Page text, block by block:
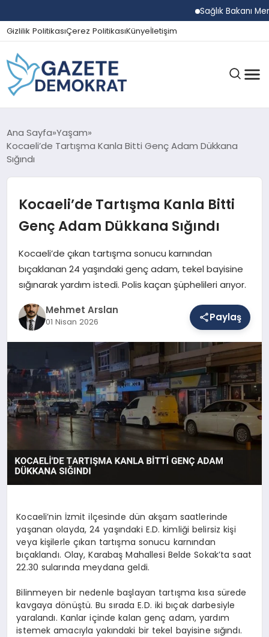
Sağlık Bakanı
Gizlilik PolitikasıÇerez PolitikasıKünyeİletişim
GÜNDEM
EKONOMI
SPOR
MAGAZIN
SAĞLIK
DÜNYA
YAŞAM
Ana Sayfa Yaşam
Kocaeli’de Tartışma Kanla Bitti Genç Adam Dükkana
Sığındı
Kocaeli’de Tartışma Kanla Bitti
Genç Adam Dükkana Sığındı
Kocaeli’de çıkan tartışma sonucu karnından
bıçaklanan 24 yaşındaki genç adam, tekel bayisine
sığınarak yardım istedi. Polis kaçan şüphelileri arıyor.
Mehmet Arslan
01 Nisan 2026 Paylaş
Kocaeli’nin İzmit ilçesinde dün akşam saatlerinde
yaşanan olayda, 24 yaşındaki E.D. kimliği belirsiz kişi
veya kişilerle çıkan tartışma sonucu karnından
bıçaklandı. Olay, Karabaş Mahallesi Belde Sokak’ta saat
22.30 sularında meydana geldi.
Bilinmeyen bir nedenle başlayan tartışma kısa sürede
kavgaya dönüştü. Bu sırada E.D. iki bıçak darbesiyle
yaralandı. Kanlar içinde kalan genç adam, yardım
istemek amacıyla yakındaki bir tekel bayisine sığındı.